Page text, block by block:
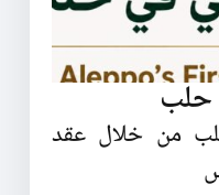
حلب
من خلال عقد